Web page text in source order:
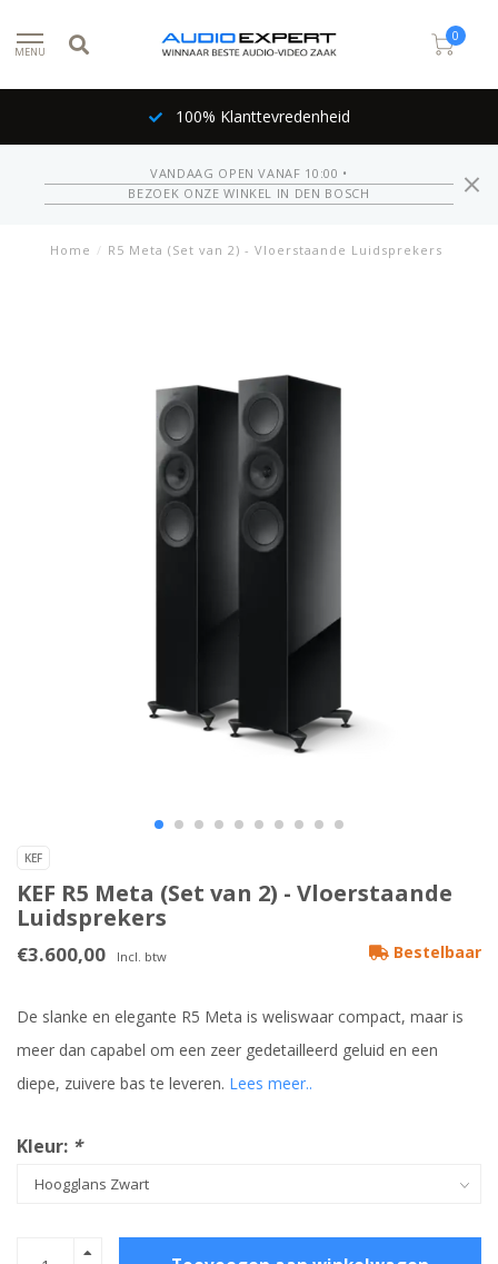
MENU
0
100% Klanttevredenheid
VANDAAG OPEN VANAF 10:00 •
BEZOEK ONZE WINKEL IN DEN BOSCH
Home / R5 Meta (Set van 2) - Vloerstaande Luidsprekers
KEF
KEF R5 Meta (Set van 2) - Vloerstaande
Luidsprekers
€3.600,00 Incl. btw Bestelbaar
De slanke en elegante R5 Meta is weliswaar compact, maar is
meer dan capabel om een zeer gedetailleerd geluid en een
diepe, zuivere bas te leveren. Lees meer..
Kleur: *